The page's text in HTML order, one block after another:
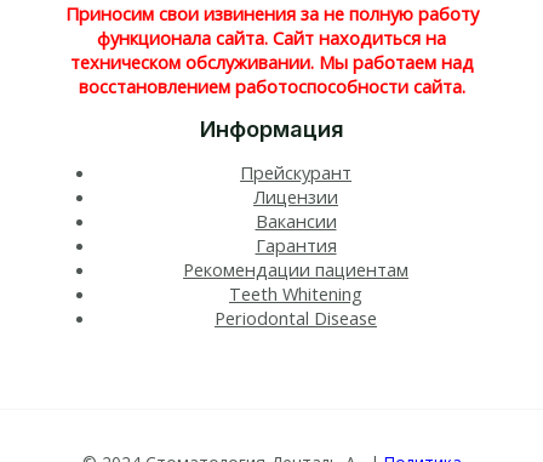
Приносим свои извинения за не полную работу
функционала сайта. Сайт находиться на
техническом обслуживании. Мы работаем над
восстановлением работоспособности сайта.
Информация
Прейскурант
Лицензии
Вакансии
Гарантия
Рекомендации пациентам
Teeth Whitening​
Periodontal Disease​